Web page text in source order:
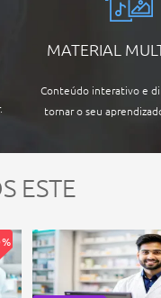
MATERIAL
Conteúdo interativo e
tornar o seu
ESTE